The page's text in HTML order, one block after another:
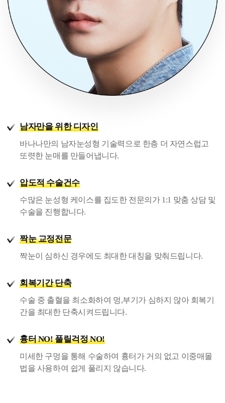
남자만을 위한 디자인
바나나만의 남자눈성형 기술력으로 한층 더 자연스럽고
또렷한 눈매를 만들어냅니다.
압도적 수술건수
수많은 눈성형 케이스를 집도한 전문의가 1:1 맞춤 상담 및
수술을 진행합니다.
짝눈 교정전문
짝눈이 심하신 경우에도 최대한 대칭을 맞춰드립니다.
회복기간 단축
수술 중 출혈을 최소화하여 멍,부기가 심하지 않아 회복기
간을 최대한 단축시켜드립니다.
흉터 NO! 풀릴걱정 NO!
미세한 구멍을 통해 수술하여 흉터가 거의 없고 이중매몰
법을 사용하여 쉽게 풀리지 않습니다.